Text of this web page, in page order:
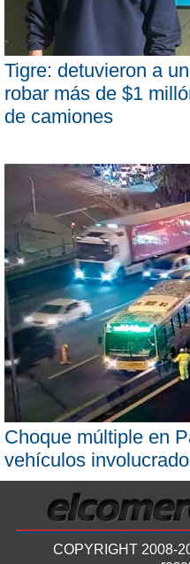
Tigre: detuvieron a
robar más de $1
de camiones
Choque múltiple en
vehículos
COPYRIGHT 2008-